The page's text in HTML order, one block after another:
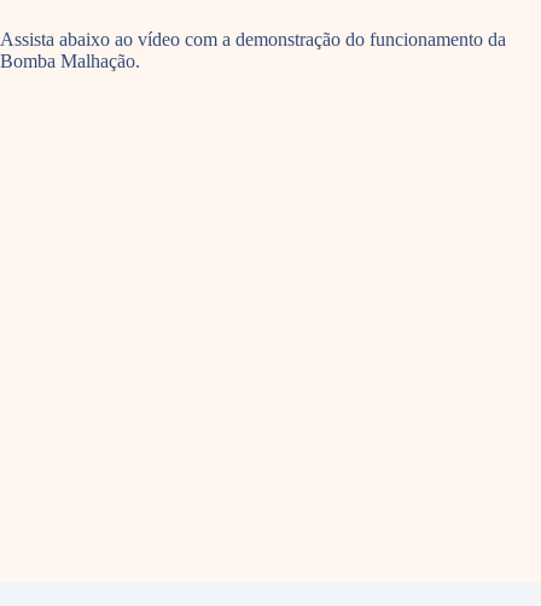
Assista abaixo ao vídeo com a demonstração do funcionamento da
Bomba Malhação.